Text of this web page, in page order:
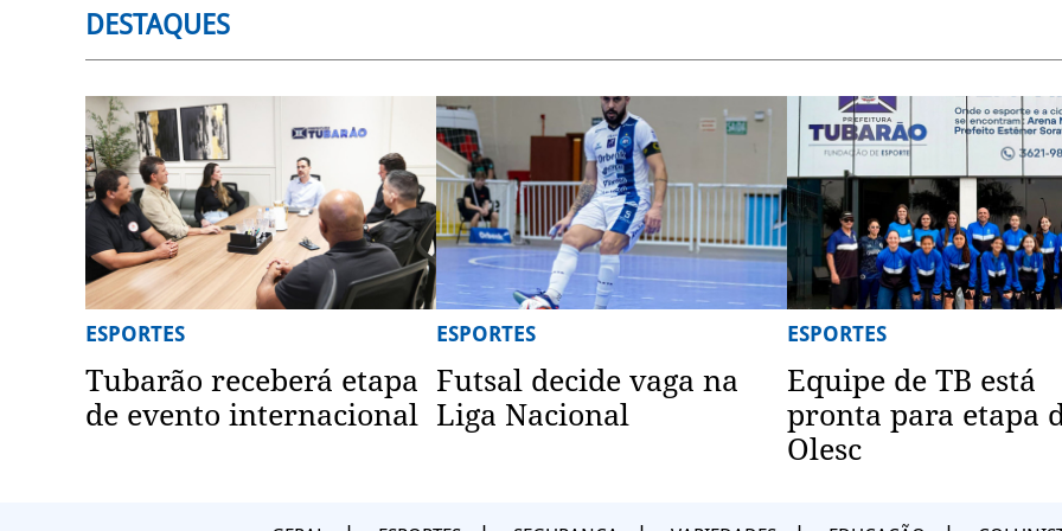
DESTAQUES
ESPORTES
Tubarão receberá etapa
de evento internacional
ESPORTES
Futsal decide vaga na
Liga Nacional
ESPORTES
Equipe de TB está
pronta para etapa
Olesc